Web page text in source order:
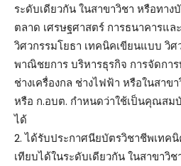
ระดับเดียวกัน ในสาขาวิชา หรือทา
ตลาด เศรษฐศาสตร์ การธนาคารแล
วิศวกรรมโยธา เทคนิคเขียนแบบ วิศ
พาณิชยการ บริหารธุรกิจ การจัดการ
ช่างเครื่องกล ช่างไฟฟ้า หรือในสาข
หรือ ก.อบต. กำหนดว่าใช้เป็นคุณสม
ได้
2. ได้รับประกาศนียบัตรวิชาชีพเท
เทียบได้ในระดับเดียวกัน ในสาขาวิ